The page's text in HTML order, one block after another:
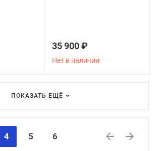
35 900 ₽
Нет в наличии
ПОКАЗАТЬ ЕЩЁ
4 5
6